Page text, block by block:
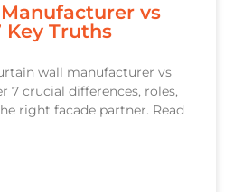
vs
Key Truths
wall manufacturer vs
7 crucial differences, roles,
right facade partner. Read